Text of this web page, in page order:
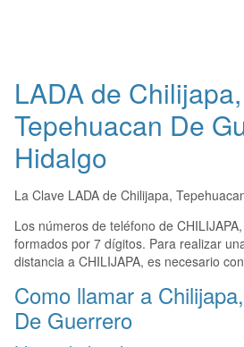
LADA de Chilijapa,
Tepehuacan De
Hidalgo
La Clave LADA de Chilijapa,
Los números de teléfono de CHILIJAPA,
formados por 7 dígitos. Para realizar
distancia a CHILIJAPA, es necesario
Como llamar a
De Guerrero